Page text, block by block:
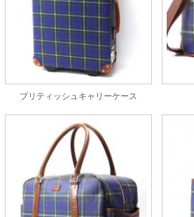
ブリティッシュキャリーケース